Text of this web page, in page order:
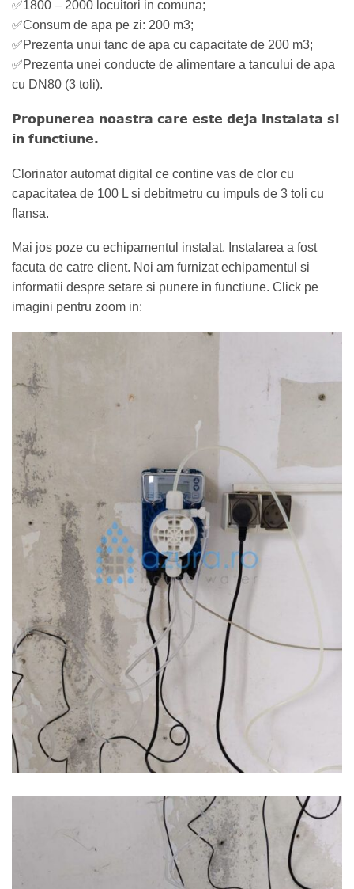
✅1800 – 2000 locuitori in comuna;
✅Consum de apa pe zi: 200 m3;
✅Prezenta unui tanc de apa cu capacitate de 200 m3;
✅Prezenta unei conducte de alimentare a tancului de apa
cu DN80 (3 toli).
Propunerea noastra care este deja instalata si
in functiune.
Clorinator automat digital ce contine vas de clor cu
capacitatea de 100 L si debitmetru cu impuls de 3 toli cu
flansa.
Mai jos poze cu echipamentul instalat. Instalarea a fost
facuta de catre client. Noi am furnizat echipamentul si
informatii despre setare si punere in functiune. Click pe
imagini pentru zoom in: